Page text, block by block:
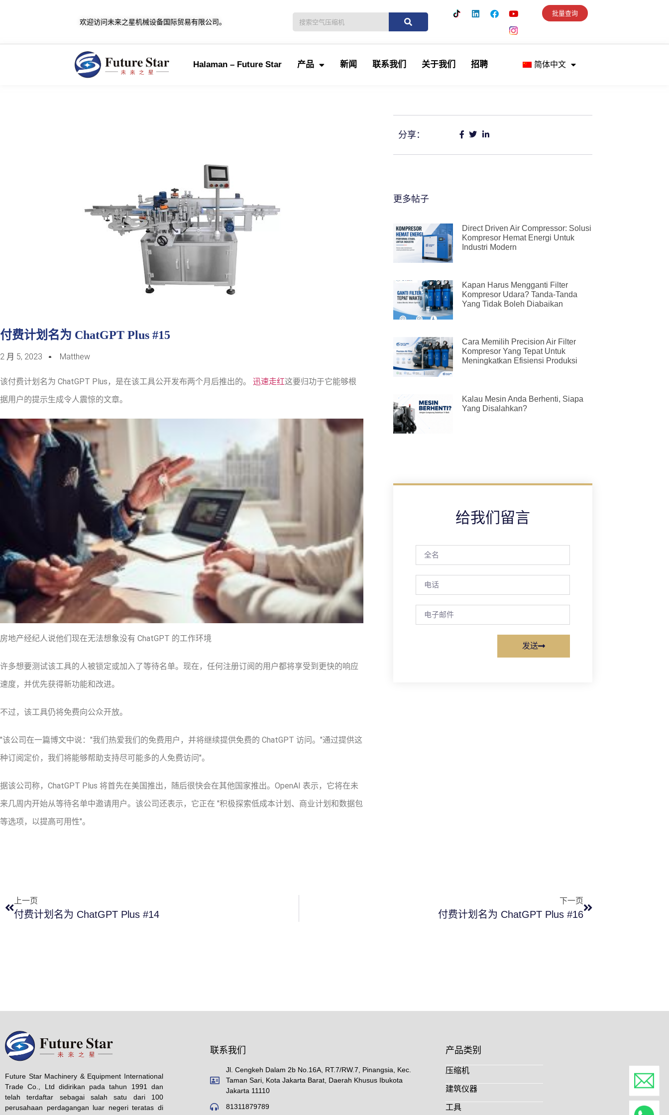
欢迎访问未来之星机械设备国际贸易有限公司。
批量查询
Halaman – Future Star 产品 新闻 联系我们 关于我们 招聘 简体中文
付费计划名为 ChatGPT Plus #15
2 月 5, 2023 Matthew
该付费计划名为 ChatGPT Plus，是在该工具公开发布两个月后推出的。 迅速走红这要归功于它能够根
据用户的提示生成令人震惊的文章。
房地产经纪人说他们现在无法想象没有 ChatGPT 的工作环境
许多想要测试该工具的人被锁定或加入了等待名单。现在，任何注册订阅的用户都将享受到更快的响应
速度，并优先获得新功能和改进。
不过，该工具仍将免费向公众开放。
"该公司在一篇博文中说："我们热爱我们的免费用户，并将继续提供免费的 ChatGPT 访问。"通过提供这
种订阅定价，我们将能够帮助支持尽可能多的人免费访问"。
据该公司称，ChatGPT Plus 将首先在美国推出，随后很快会在其他国家推出。OpenAI 表示，它将在未
来几周内开始从等待名单中邀请用户。该公司还表示，它正在 "积极探索低成本计划、商业计划和数据包
等选项，以提高可用性"。
分享：
更多帖子
Direct Driven Air Compressor: Solusi
Kompresor Hemat Energi Untuk
Industri Modern
Kapan Harus Mengganti Filter
Kompresor Udara? Tanda-Tanda
Yang Tidak Boleh Diabaikan
Cara Memilih Precision Air Filter
Kompresor Yang Tepat Untuk
Meningkatkan Efisiensi Produksi
Kalau Mesin Anda Berhenti, Siapa
Yang Disalahkan?
给我们留言
发送
上一页
付费计划名为 ChatGPT Plus #14
下一页
付费计划名为 ChatGPT Plus #16
Future Star Machinery & Equipment International
Trade Co., Ltd didirikan pada tahun 1991 dan
telah terdaftar sebagai salah satu dari 100
perusahaan perdagangan luar negeri teratas di
联系我们
Jl. Cengkeh Dalam 2b No.16A, RT.7/RW.7, Pinangsia, Kec.
Taman Sari, Kota Jakarta Barat, Daerah Khusus Ibukota
Jakarta 11110
81311879789
产品类别
压缩机
建筑仪器
工具